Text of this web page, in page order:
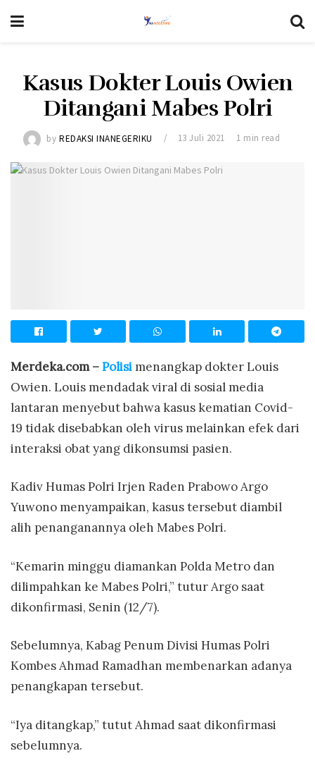
Kasus Dokter Louis Owien
Ditangani Mabes Polri
by REDAKSI INANEGERIKU 13 Juli 2021 1 min read
Merdeka.com –Polisi menangkap dokter Louis
Owien. Louis mendadak viral di sosial media
lantaran menyebut bahwa kasus kematian Covid-
19 tidak disebabkan oleh virus melainkan efek dari
interaksi obat yang dikonsumsi pasien.
Kadiv Humas Polri Irjen Raden Prabowo Argo
Yuwono menyampaikan, kasus tersebut diambil
alih penanganannya oleh Mabes Polri.
“Kemarin minggu diamankan Polda Metro dan
dilimpahkan ke Mabes Polri,” tutur Argo saat
dikonfirmasi, Senin (12/7).
Sebelumnya, Kabag Penum Divisi Humas Polri
Kombes Ahmad Ramadhan membenarkan adanya
penangkapan tersebut.
“Iya ditangkap,” tutut Ahmad saat dikonfirmasi
sebelumnya.